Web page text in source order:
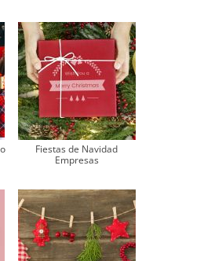
Fiestas de Navidad
Empresas